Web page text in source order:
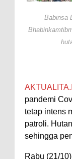
Babinsa
pandemi
tetap intens
patroli.
sehingga
Rabu (21/